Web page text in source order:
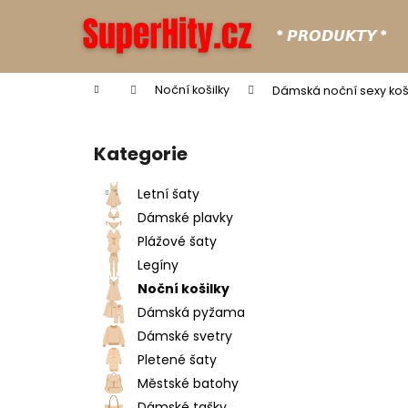
* 𝙋𝙍𝙊𝘿𝙐𝙆𝙏𝙔 *
Domů Noční košilky Dámská noční sexy
Přeskočit
kategorie
Kategorie
Letní šaty
Dámské plavky
Plážové šaty
Legíny
Noční košilky
Dámská pyžama
Dámské svetry
Pletené šaty
Městské batohy
í
Zpět
do
Zpět
do